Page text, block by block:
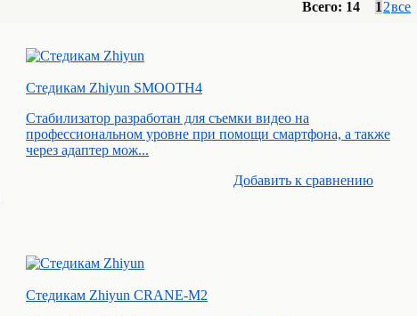
Всего: 14 1 2все
Стедикам Zhiyun SMOOTH4
Стабилизатор разработан для съемки видео на
профессиональном уровне при помощи смартфона, а также
через адаптер мож...
Добавить к cравнению
Стедикам Zhiyun CRANE-M2